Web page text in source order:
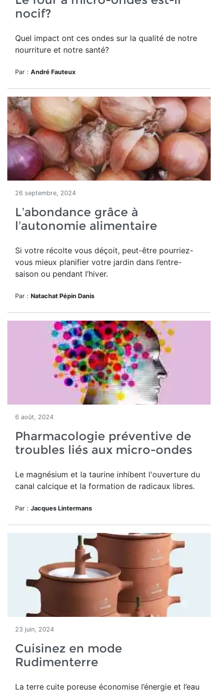
nocif?
Quel impact ont ces ondes sur la qualité de notre
nourriture et notre santé?
Par : André Fauteux
26 septembre, 2024
L’abondance grâce à
l’autonomie alimentaire
Si votre récolte vous déçoit, peut-être pourriez-
vous mieux planifier votre jardin dans l’entre-
saison ou pendant l’hiver.
Par : Natachat Pépin Danis
6 août, 2024
Pharmacologie préventive de
troubles liés aux micro-ondes
Le magnésium et la taurine inhibent l'ouverture du
canal calcique et la formation de radicaux libres.
Par : Jacques Lintermans
23 juin, 2024
Cuisinez en mode
Rudimenterre
La terre cuite poreuse économise l’énergie et l’eau